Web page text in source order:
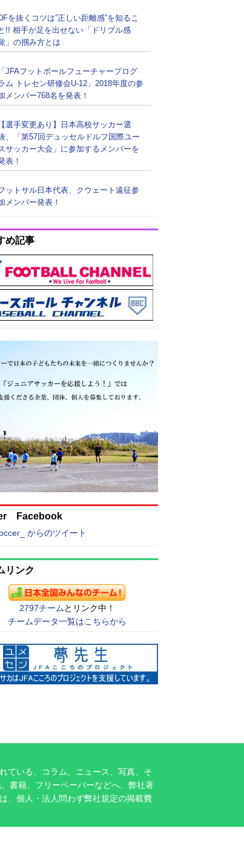
を抜くコツは”正しい距離感”を知るこ
!! 相手が足を出せない「ドリブル感
」の掴み方とは
「JFAフットボールフューチャープログ
ム トレセン研修会U-12」2018年度の参
メンバー768名を発表！
【選手変更あり】日本高校サッカー選
、「第57回デュッセルドルフ国際ユー
サッカー大会」に参加するメンバーを
表！
ットサル日本代表、クウェート遠征参
メンバー発表！
め記事
Facebook
からのツイート
リンク
2797チーム とリンク中！
チームデータ一覧はこちらから
ている、コラム、ニュース、写真、そ
書籍、フリーペーパーなどへ、弊社著
、個人・法人問わず弊社規定の掲載費